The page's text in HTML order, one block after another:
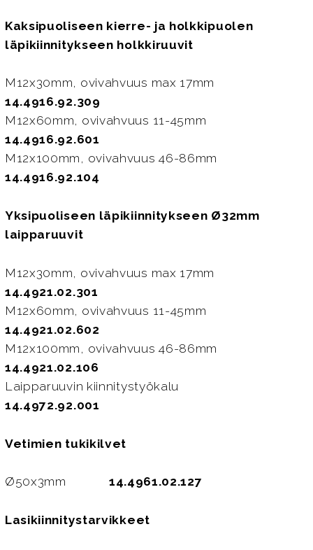
Kaksipuoliseen kierre- ja holkkipuolen
läpikiinnitykseen holkkiruuvit
M12x30mm, ovivahvuus max 17mm
14.4916.92.309
M12x60mm, ovivahvuus 11-45mm
14.4916.92.601
M12x100mm, ovivahvuus 46-86mm
14.4916.92.104
Yksipuoliseen läpikiinnitykseen Ø32mm
laipparuuvit
M12x30mm, ovivahvuus max 17mm
14.4921.02.301
M12x60mm, ovivahvuus 11-45mm
14.4921.02.602
M12x100mm, ovivahvuus 46-86mm
14.4921.02.106
Laipparuuvin kiinnitystyökalu
14.4972.92.001
Vetimien tukikilvet
Ø50x3mm 14.4961.02.127
Lasikiinnitystarvikkeet